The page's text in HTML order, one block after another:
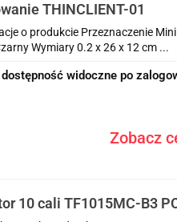
THINCLIENT-01
o produkcie Przeznaczenie
Wymiary 0.2 x 26 x 12 cm ...
widoczne po
Zobacz
10 cali TF1015MC-B3